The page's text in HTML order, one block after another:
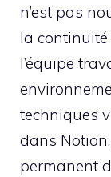
n’est pas
la continuité
l’équipe
techniques
dans
permanent